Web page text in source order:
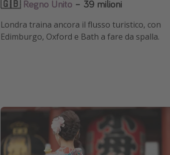
🇬🇧 Regno Unito – 39 milioni
Londra traina ancora il flusso turistico, con
Edimburgo, Oxford e Bath a fare da spalla.